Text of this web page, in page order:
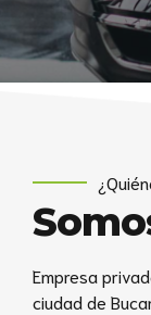
Empresa
ciudad de